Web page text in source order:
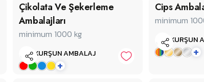
Çikolata Ve Şekerleme
Ambalajları
minimum 1000 kg
KURŞUN AMBALAJ
+
Cips
minimum
KURŞUN
+